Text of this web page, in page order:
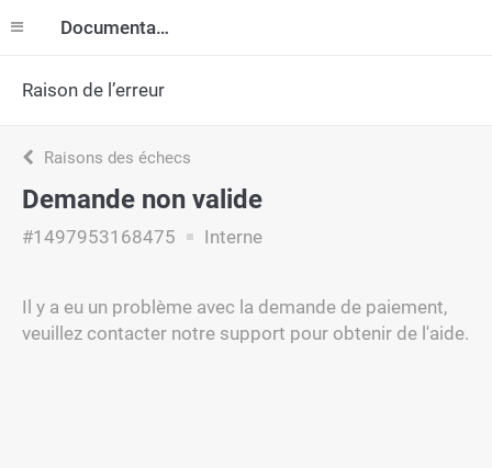
Documentation
Raison de l’erreur
Raisons des échecs
Demande non valide
#1497953168475 Interne
Il y a eu un problème avec la demande de paiement,
veuillez contacter notre support pour obtenir de l'aide.